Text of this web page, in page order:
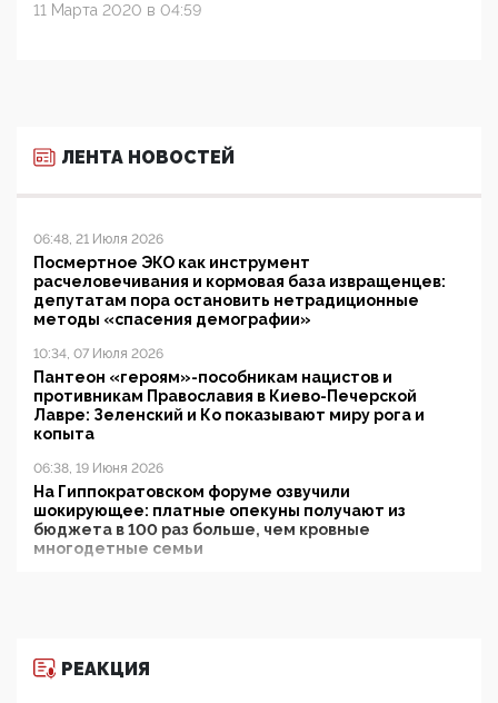
11 Марта 2020 в 04:59
ЛЕНТА НОВОСТЕЙ
06:48, 21 Июля 2026
Посмертное ЭКО как инструмент
расчеловечивания и кормовая база извращенцев:
депутатам пора остановить нетрадиционные
методы «спасения демографии»
10:34, 07 Июля 2026
Пантеон «героям»-пособникам нацистов и
противникам Православия в Киево-Печерской
Лавре: Зеленский и Ко показывают миру рога и
копыта
06:38, 19 Июня 2026
На Гиппократовском форуме озвучили
шокирующее: платные опекуны получают из
бюджета в 100 раз больше, чем кровные
многодетные семьи
11:53, 09 Июня 2026
РЕАКЦИЯ